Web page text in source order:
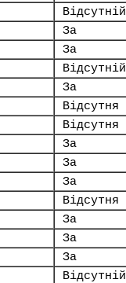
Відсутній
За
За
Відсутній
За
Відсутня
Відсутня
За
За
За
Відсутня
За
За
За
Відсутній